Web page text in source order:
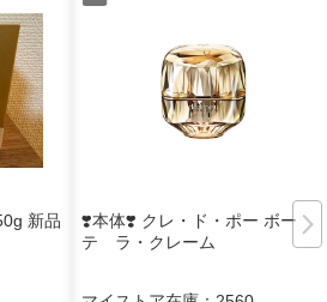
新品
❣️本体❣️ クレ・ド・ポー ボー
テ ラ・クレーム